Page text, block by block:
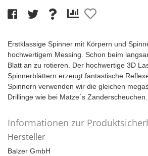
Erstklassige Spinner mit Körpern und
hochwertigem Messing. Schon beim
Blatt an zu rotieren. Der hochwertige 3D
Spinnerblättern erzeugt fantastische
Spinnern verwenden wir die gleichen
Drillinge wie bei Matze´s Zanderscheuchen.
Informationen zur
Hersteller
Balzer GmbH